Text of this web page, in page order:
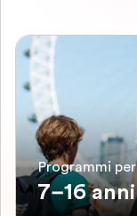
Programmi per
7–16 anni